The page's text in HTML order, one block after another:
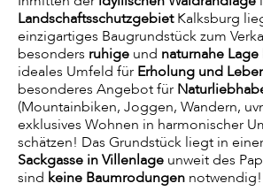
LandschaftsschutzgebietKalksburg
einzigartiges Baugrundstück zum
besonders ruhige und naturnahe Lage
ideales Umfeld für Erholung und
besonderes Angebot für
(Mountainbiken, Joggen, Wandern,
exklusives Wohnen in harmonischer
schätzen! Das Grundstück liegt in einer
Sackgasse in Villenlage unweit des
sind keine Baumrodungen notwendig!